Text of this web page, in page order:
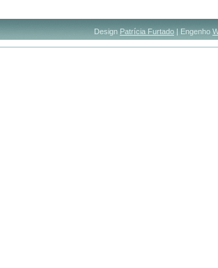
Design Patrícia Furtado | Engenho